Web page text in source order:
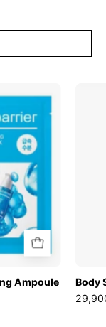
Soothing
Ampoule
Body